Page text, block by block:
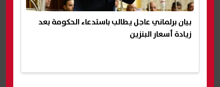
بيان برلماني عاجل يطالب باستدعاء الحكومة بعد
زيادة أسعار البنزين